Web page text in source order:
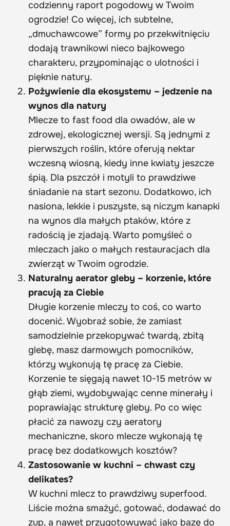
codzienny raport pogodowy w Twoim
ogrodzie! Co więcej, ich subtelne,
„dmuchawcowe” formy po przekwitnięciu
dodają trawnikowi nieco bajkowego
charakteru, przypominając o ulotności i
pięknie natury.
Pożywienie dla ekosystemu – jedzenie na
wynos dla natury
Mlecze to fast food dla owadów, ale w
zdrowej, ekologicznej wersji. Są jednymi z
pierwszych roślin, które oferują nektar
wczesną wiosną, kiedy inne kwiaty jeszcze
śpią. Dla pszczół i motyli to prawdziwe
śniadanie na start sezonu. Dodatkowo, ich
nasiona, lekkie i puszyste, są niczym kanapki
na wynos dla małych ptaków, które z
radością je zjadają. Warto pomyśleć o
mleczach jako o małych restauracjach dla
zwierząt w Twoim ogrodzie.
Naturalny aerator gleby – korzenie, które
pracują za Ciebie
Długie korzenie mleczy to coś, co warto
docenić. Wyobraź sobie, że zamiast
samodzielnie przekopywać twardą, zbitą
glebę, masz darmowych pomocników,
którzy wykonują tę pracę za Ciebie.
Korzenie te sięgają nawet 10-15 metrów w
głąb ziemi, wydobywając cenne minerały i
poprawiając strukturę gleby. Po co więc
płacić za nawozy czy aeratory
mechaniczne, skoro mlecze wykonają tę
pracę bez dodatkowych kosztów?
Zastosowanie w kuchni – chwast czy
delikates?
W kuchni mlecz to prawdziwy superfood.
Liście można smażyć, gotować, dodawać do
zup, a nawet przygotowywać jako bazę do